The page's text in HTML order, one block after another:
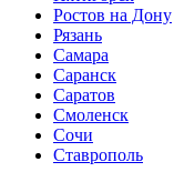
Ростов на Дону
Рязань
Самара
Саранск
Саратов
Смоленск
Сочи
Ставрополь